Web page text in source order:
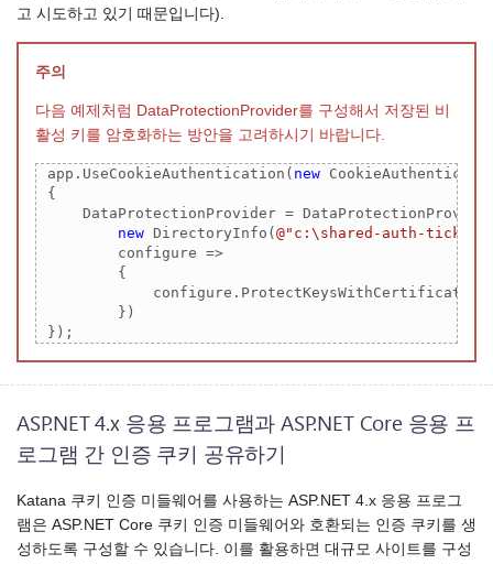
고 시도하고 있기 때문입니다).
주의
다음 예제처럼 DataProtectionProvider를 구성해서 저장된 비
활성 키를 암호화하는 방안을 고려하시기 바랍니다.
app.UseCookieAuthentication( new
{
DataProtectionProvider =
new DirectoryInfo(@"c:\shared-auth-ticket-
         configure =>
         {
             configure.ProtectKeysWithCertificate(
         })
});
ASP.NET 4.x 응용 프로그램과 ASP.NET Core 응용 프
로그램 간 인증 쿠키 공유하기
Katana 쿠키 인증 미들웨어를 사용하는 ASP.NET 4.x 응용 프로그
램은 ASP.NET Core 쿠키 인증 미들웨어와 호환되는 인증 쿠키를 생
성하도록 구성할 수 있습니다. 이를 활용하면 대규모 사이트를 구성